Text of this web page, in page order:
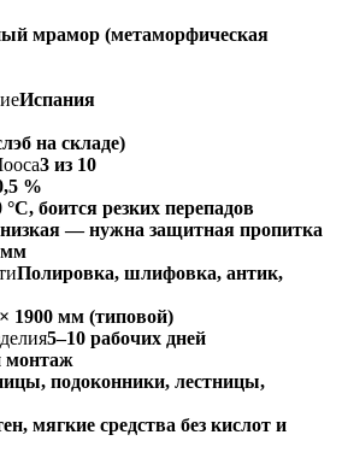
мрамор (метаморфическая
Испания
на складе)
3 из 10
%
°C, боится резких перепадов
низкая — нужна защитная пропитка
мм
Полировка, шлифовка, антик,
1900 мм (типовой)
5–10 рабочих дней
монтаж
подоконники, лестницы,
мягкие средства без кислот и